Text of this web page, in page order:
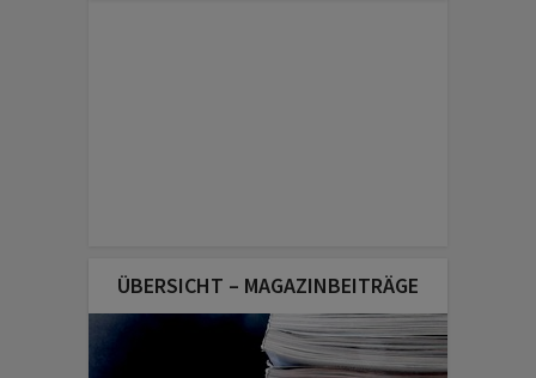
ÜBERSICHT – MAGAZINBEITRÄGE